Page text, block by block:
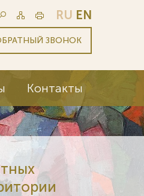
RU EN
ЗВОНОК
Контакты